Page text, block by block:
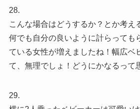
28.
こんな場合はどうするか？とか考え
何でも自分の良いように計らっても
ている女性が増えましたね！幅広ベ
て、無理でしょ！どうにかなるって
29.